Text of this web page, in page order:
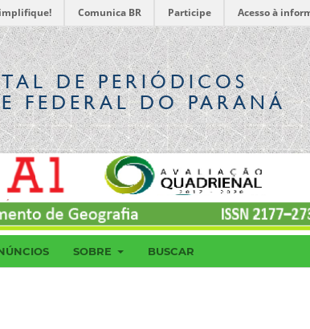
Comunica BR Participe Acesso à
DE PERIÓDICOS
FEDERAL DO PARANÁ
SOBRE BUSCAR